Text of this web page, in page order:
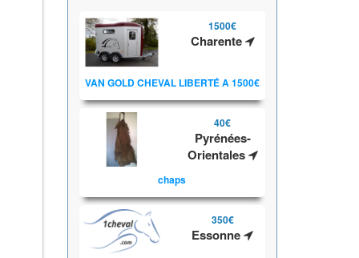
1500€
Charente
VAN GOLD CHEVAL LIBERTÉ A 1500€
40€
Pyrénées-
Orientales
chaps
350€
Essonne